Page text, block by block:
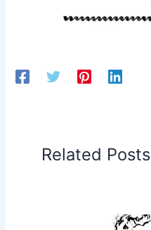
Related Posts